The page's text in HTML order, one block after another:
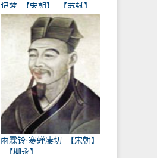
记梦_【宋朝】_【苏轼】
雨霖铃·寒蝉凄切_【宋朝】
_【柳永】